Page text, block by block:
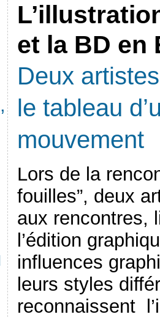
et la BD en
Deux
le tableau
mouvement
Lors de la
fouilles”, deux
aux rencontres,
l’édition
influences
leurs styles
reconnaissent